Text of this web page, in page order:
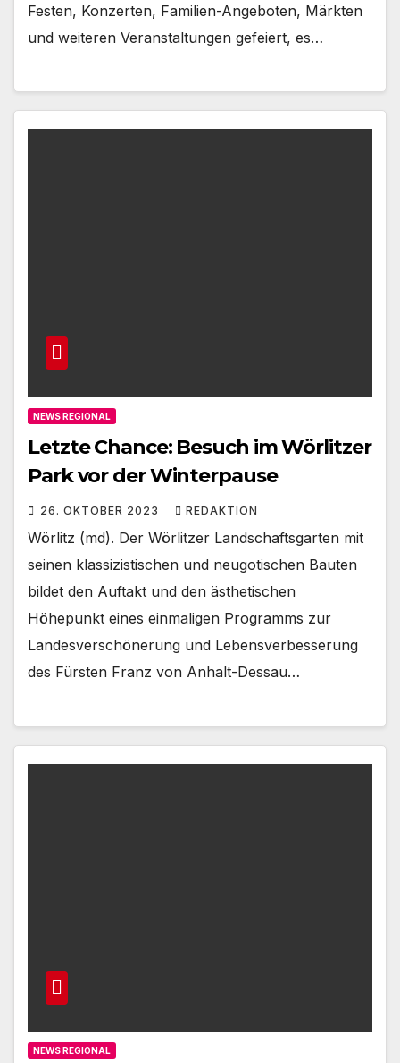
Festen, Konzerten, Familien-Angeboten, Märkten
und weiteren Veranstaltungen gefeiert, es…
NEWS REGIONAL
Letzte Chance: Besuch im Wörlitzer
Park vor der Winterpause
26. OKTOBER 2023 REDAKTION
Wörlitz (md). Der Wörlitzer Landschaftsgarten mit
seinen klassizistischen und neugotischen Bauten
bildet den Auftakt und den ästhetischen
Höhepunkt eines einmaligen Programms zur
Landesverschönerung und Lebensverbesserung
des Fürsten Franz von Anhalt-Dessau…
NEWS REGIONAL